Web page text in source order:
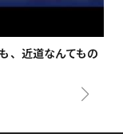
、近道なんてもの